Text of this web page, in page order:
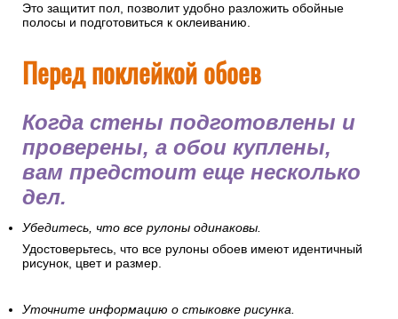
Это защитит пол, позволит удобно разложить обойные
полосы и подготовиться к оклеиванию.
Перед поклейкой обоев
Когда стены подготовлены и
проверены, а обои куплены,
вам предстоит еще несколько
дел.
Убедитесь, что все рулоны одинаковы.
Удостоверьтесь, что все рулоны обоев имеют идентичный
рисунок, цвет и размер.
Уточните информацию о стыковке рисунка.